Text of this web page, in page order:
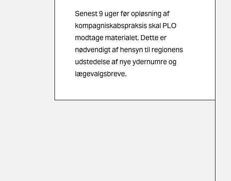
Senest 9 uger før opløsning af
kompagniskabspraksis skal PLO
modtage materialet. Dette er
nødvendigt af hensyn til regionens
udstedelse af nye ydernumre og
lægevalgsbreve.